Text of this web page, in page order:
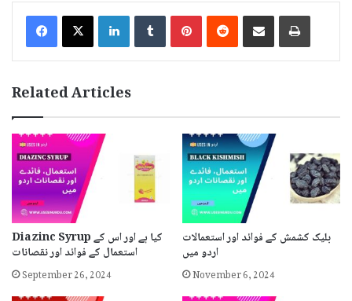
LinkedInTumblrPinterestReddit Share via Email Print
Related Articles
Diazinc Syrup کیا ہے اور اس کے
استعمال کے فوائد اور نقصانات
September 26, 2024
بلیک کشمش کے فوائد اور استعمالات
اردو میں
November 6, 2024